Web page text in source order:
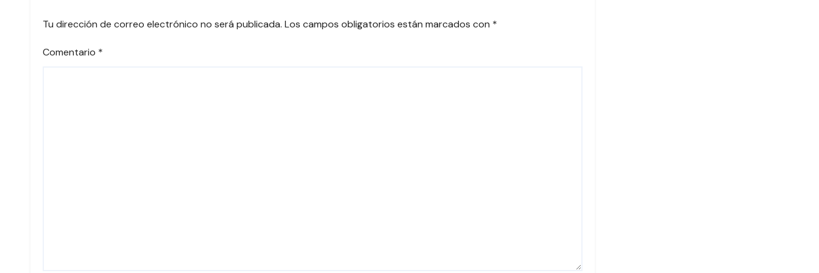
Tu dirección de correo electrónico no será publicada. Los campos obligatorios están marcados con *
Comentario *